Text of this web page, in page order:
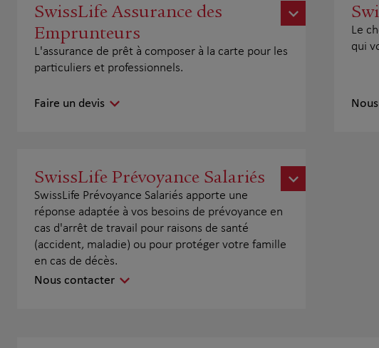
SwissLife Assurance des
Emprunteurs
L'assurance de prêt à composer à la carte pour les
particuliers et professionnels.
Faire un devis
Le
qui
SwissLife Prévoyance Salariés
SwissLife Prévoyance Salariés apporte une
réponse adaptée à vos besoins de prévoyance en
cas d'arrêt de travail pour raisons de santé
(accident, maladie) ou pour protéger votre famille
en cas de décès.
Nous contacter